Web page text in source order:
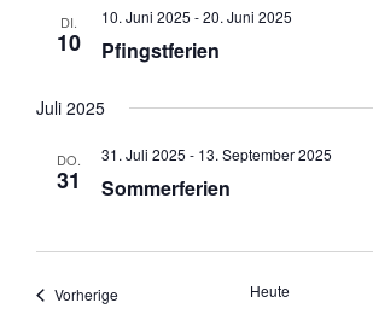
DI.
10
10. Juni 2025 -20. Juni 2025
Pfingstferien
Juli 2025
DO.
31
31. Juli 2025 - 13. September 2025
Sommerferien
VorherigeVeranstaltungen Heute